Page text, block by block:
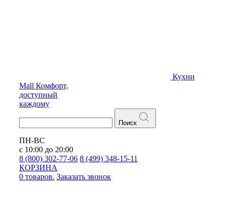
Кухни
Mall Комфорт,
доступный
каждому
Поиск
ПН-ВС
с 10:00 до 20:00
8 (800) 302-77-06 8 (499) 348-15-11
КОРЗИНА
0 товаров. Заказать звонок